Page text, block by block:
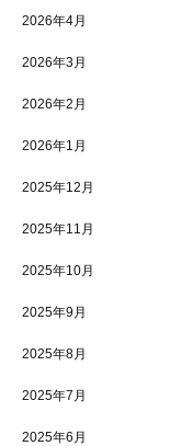
2026年4月
2026年3月
2026年2月
2026年1月
2025年12月
2025年11月
2025年10月
2025年9月
2025年8月
2025年7月
2025年6月